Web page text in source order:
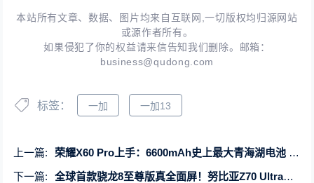
本站所有文章、数据、图片均来自互联网,一切版权均归源网站
或源作者所有。
如果侵犯了你的权益请来信告知我们删除。邮箱：
business@qudong.com
标签： 一加 一加13
上一篇:
荣耀X60 Pro上手：6600mAh史上最大青海湖电池 续航一骑绝尘
下一篇:
全球首款骁龙8至尊版真全面屏！努比亚Z70 Ultra开启预热